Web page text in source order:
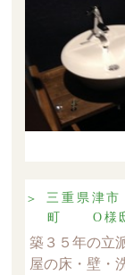
三重県津
町 O様
築３５年の立
屋の床・壁・